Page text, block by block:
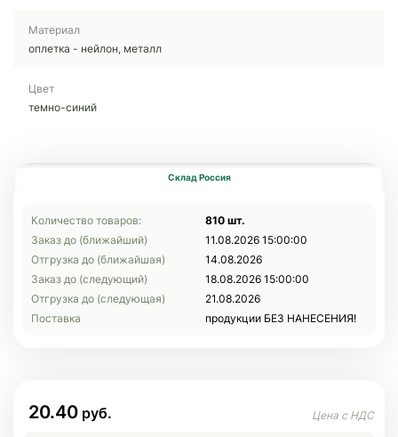
Материал
оплетка - нейлон, металл
Цвет
темно-синий
Склад Россия
Количество товаров:
810 шт.
Заказ до (ближайший)
11.08.2026 15:00:00
Отгрузка до (ближайшая)
14.08.2026
Заказ до (следующий)
18.08.2026 15:00:00
Отгрузка до (следующая)
21.08.2026
Поставка
продукции БЕЗ НАНЕСЕНИЯ!
20.40